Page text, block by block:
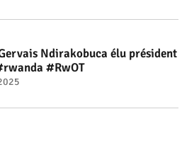
Ndirakobuca élu président
#RwOT